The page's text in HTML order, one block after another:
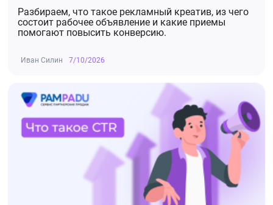
Разбираем, что такое рекламный креатив, из чего
состоит рабочее объявление и какие приемы
помогают повысить конверсию.
Иван Силин 7/10/2026